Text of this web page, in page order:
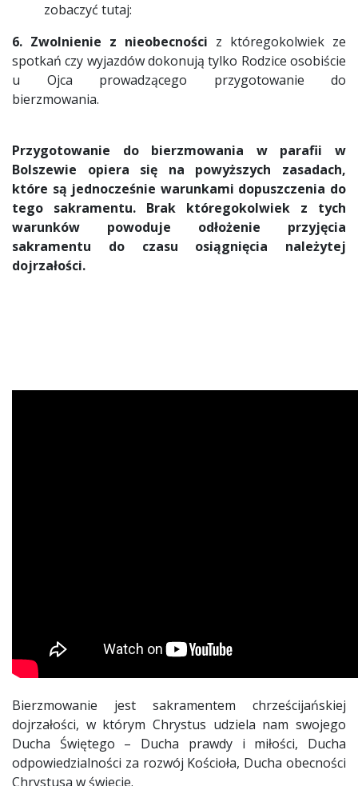
zobaczyć tutaj:
6. Zwolnienie z nieobecności z któregokolwiek ze
spotkań czy wyjazdów dokonują tylko Rodzice osobiście
u Ojca prowadzącego przygotowanie do
bierzmowania.
Przygotowanie do bierzmowania w parafii w
Bolszewie opiera się na powyższych zasadach,
które są jednocześnie warunkami dopuszczenia do
tego sakramentu. Brak któregokolwiek z tych
warunków powoduje odłożenie przyjęcia
sakramentu do czasu osiągnięcia należytej
dojrzałości.
Bierzmowanie jest sakramentem chrześcijańskiej
dojrzałości, w którym Chrystus udziela nam swojego
Ducha Świętego – Ducha prawdy i miłości, Ducha
odpowiedzialności za rozwój Kościoła, Ducha obecności
Chrystusa w świecie.